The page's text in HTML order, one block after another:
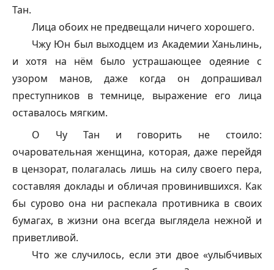
Тан.
Лица обоих не предвещали ничего хорошего.
Чжу Юн был выходцем из Академии Ханьлинь,
и хотя на нём было устрашающее одеяние с
узором манов, даже когда он допрашивал
преступников в темнице, выражение его лица
оставалось мягким.
О Чу Тан и говорить не стоило:
очаровательная женщина, которая, даже перейдя
в цензорат, полагалась лишь на силу своего пера,
составляя доклады и обличая провинившихся. Как
бы сурово она ни распекала противника в своих
бумагах, в жизни она всегда выглядела нежной и
приветливой.
Что же случилось, если эти двое «улыбчивых